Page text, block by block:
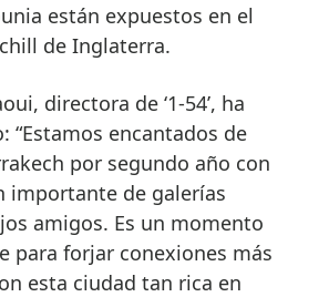
están expuestos en el
de Inglaterra.
directora de ‘1-54’, ha
“Estamos encantados de
por segundo año con
importante de galerías
amigos. Es un momento
para forjar conexiones más
esta ciudad tan rica en